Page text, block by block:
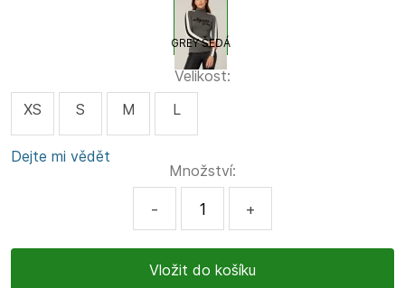
GREY ŠEDÁ
Velikost:
XS
S M L
Dejte mi vědět
Množství:
- +